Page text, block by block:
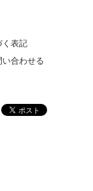
く表記
合わせる